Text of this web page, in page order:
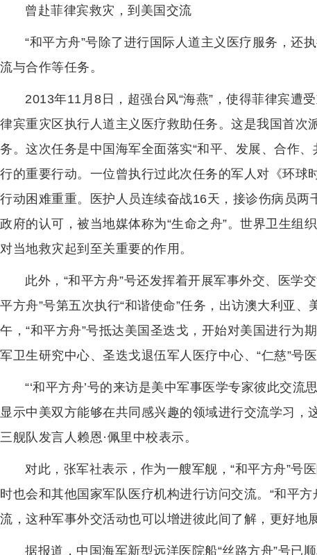
曾赴菲律宾救灾，到美国交流
“和平方舟”号除了进行国际人道主义医疗服务，还
流与合作等任务。
2013年11月8日，超强台风“海燕”，使得菲律宾遭
律宾重灾区执行人道主义医疗救助任务。这是我国首次
务。这次任务是中国海军全面落实“和平、发展、合作
行的重要行动。一位曾执行过此次任务的军人对《环球
行动困难重重。医护人员连续奋战16天，接诊伤病员
政府的认可，被当地媒体称为“生命之舟”。世界卫生组
对当地救灾起到至关重要的作用。
此外，“和平方舟”号还发挥着开展军事外交、医学
平方舟”号第五次执行“和谐使命”任务，出访澳大利亚
午，“和平方舟”号抵达美国圣迭戈，开始对美国进行为
军卫生研究中心、圣迭戈退伍军人医疗中心、“仁慈”号
“‘和平方舟’号的来访是美中军事医学专家彼此交
显示中美双方能够在共同感兴趣的领域进行交流学习，
三舰队发言人赖恩·佩里中校表示。
对此，张军社表示，作为一艘军舰，“和平方舟”号
时也会和其他国家军队医疗机构进行访问交流。“和平
流，这种军事外交活动也可以增进彼此间了解，更好地
据报道，中国海军新型远洋医院船“丝路方舟”号已